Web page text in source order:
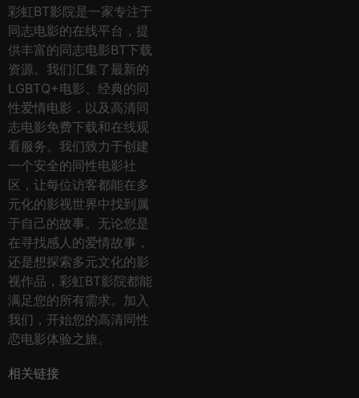
彩虹BT影院是一家专注于
同志电影的在线平台，提
供丰富的同志电影BT下载
资源。我们汇集了最新的
LGBTQ+电影、经典的同
性爱情电影，以及高清同
志电影免费下载和在线观
看服务。我们致力于创建
一个安全的同性电影社
区，让每位访客都能在多
元化的影视世界中找到属
于自己的故事。无论您是
在寻找感人的爱情故事，
还是想探索多元文化的影
视作品，彩虹BT影院都能
满足您的所有需求。加入
我们，开始您的高清同性
恋电影体验之旅。
相关链接